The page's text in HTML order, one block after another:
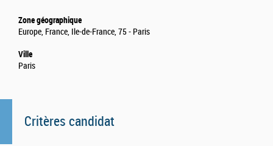
Zone géographique
Europe, France, Ile-de-France, 75 - Paris
Ville
Paris
Critères candidat